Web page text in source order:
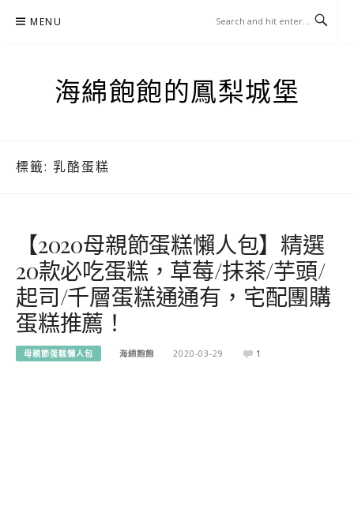
MENU
海綿飽飽的鳳梨城堡
標籤: 乳酪蛋糕
【2020母親節蛋糕懶人包】精選
20款必吃蛋糕，草莓/抹茶/芋頭/
起司/千層蛋糕通通有，宅配團購
蛋糕推薦！
母親節蛋糕懶人包 海綿飽飽 2020-03-29 1